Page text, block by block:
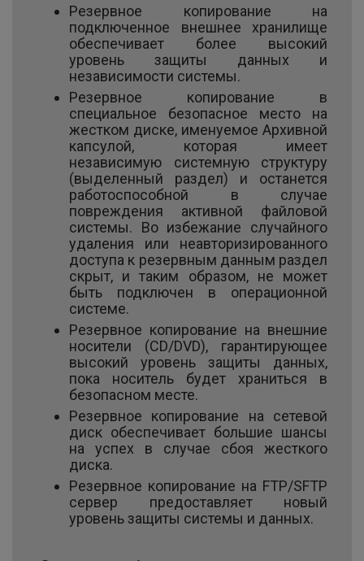
Резервное копирование на
подключенное внешнее хранилище
обеспечивает более высокий
уровень защиты данных и
независимости системы.
Резервное копирование в
специальное безопасное место на
жестком диске, именуемое Архивной
капсулой, которая имеет
независимую системную структуру
(выделенный раздел) и останется
работоспособной в случае
повреждения активной файловой
системы. Во избежание случайного
удаления или неавторизированного
доступа к резервным данным раздел
скрыт, и таким образом, не может
быть подключен в операционной
системе.
Резервное копирование на внешние
носители (CD/DVD), гарантирующее
высокий уровень защиты данных,
пока носитель будет храниться в
безопасном месте.
Резервное копирование на сетевой
диск обеспечивает большие шансы
на успех в случае сбоя жесткого
диска.
Резервное копирование на FTP/SFTP
сервер предоставляет новый
уровень защиты системы и данных.